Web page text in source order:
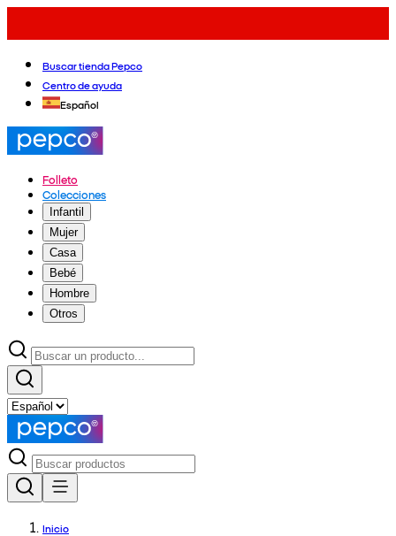
Buscar tienda Pepco
Centro de ayuda
Español
Folleto
Colecciones
Infantil
Mujer
Casa
Bebé
Hombre
Otros
Inicio